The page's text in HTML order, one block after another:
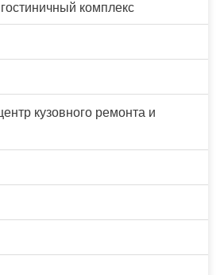
комплекс
кузовного ремонта и